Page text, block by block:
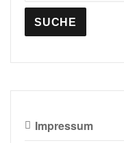
Impressum